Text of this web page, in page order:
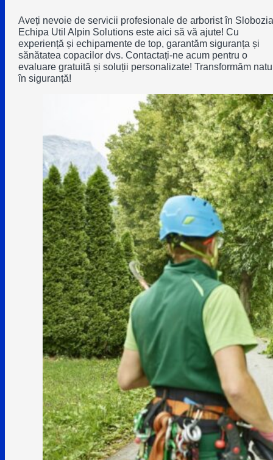
Aveți nevoie de servicii profesionale de arborist în
Echipa Util Alpin Solutions este aici să vă ajute! Cu
experiență și echipamente de top, garantăm siguranța și
sănătatea copacilor dvs. Contactați-ne acum pentru o
evaluare gratuită și soluții personalizate! Transformăm
în siguranță!